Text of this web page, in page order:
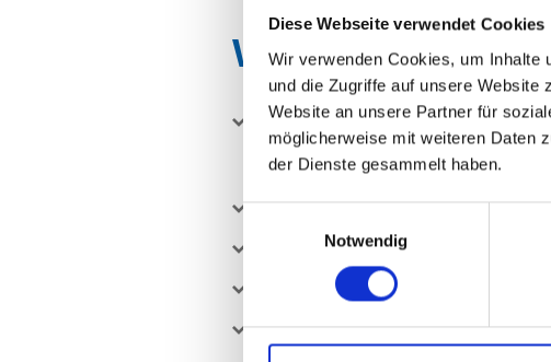
Diese Webseite verwendet Cookies
Wir verwenden Cookies, um Inhalte
und die Zugriffe auf unsere Website
Website an unsere Partner für
möglicherweise mit weiteren Daten
der Dienste gesammelt haben.
Einwilligungsauswahl
Notwendig
Wir besorgen
Entwurf und Aufgabe von
Todesanzeigen und
Zeitungen
Trauerbriefe oder Trauerkarten
Sterbebilder
Sargdekoration und Kränze
Die Vermittlung von Musikern
Trauerfeier